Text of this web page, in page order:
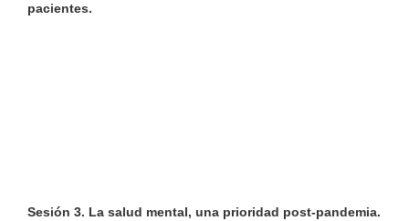
pacientes.
Sesión 3. La salud mental, una prioridad post-pandemia.